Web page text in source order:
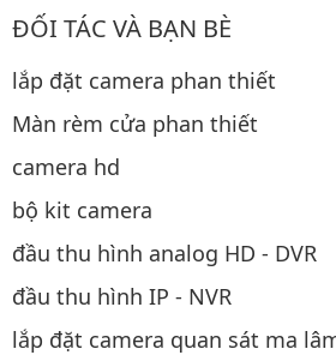
ĐỐI TÁC VÀ BẠN BÈ
lắp đặt camera phan thiết
Màn rèm cửa phan thiết
camera hd
bộ kit camera
đầu thu hình analog HD - DVR
đầu thu hình IP - NVR
lắp đặt camera quan sát ma